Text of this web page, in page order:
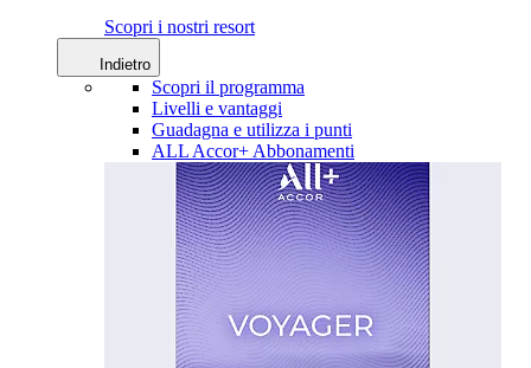
Scopri i nostri resort
Indietro
Scopri il programma
Livelli e vantaggi
Guadagna e utilizza i punti
ALL Accor+ Abbonamenti